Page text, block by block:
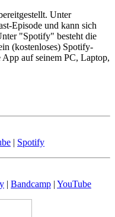
Unter
Episode und kann sich
"Spotify" besteht die
(kostenloses) Spotify-
auf seinem PC, Laptop,
| Spotify
| Bandcamp | YouTube